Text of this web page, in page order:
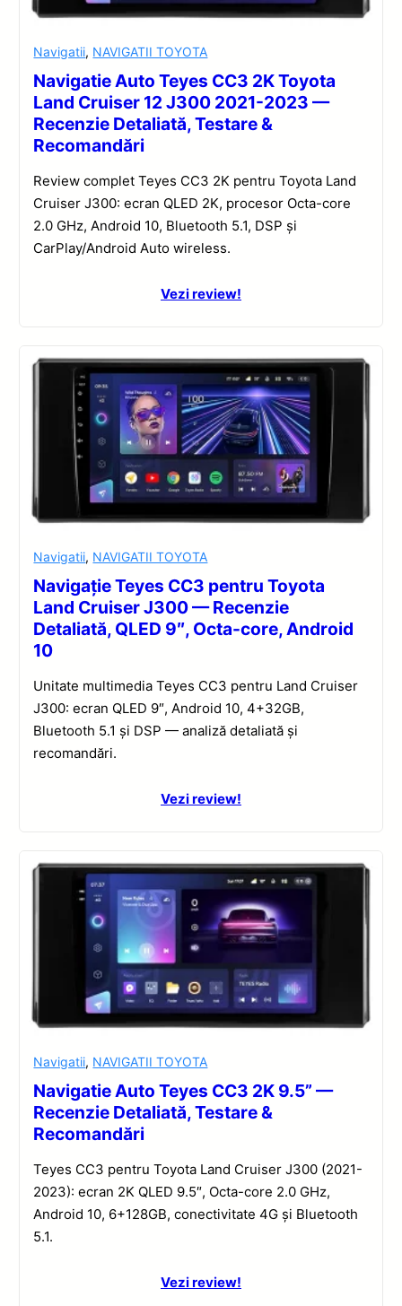
Navigatii, NAVIGATII TOYOTA
Navigatie Auto Teyes CC3 2K Toyota
Land Cruiser 12 J300 2021-2023 —
Recenzie Detaliată, Testare &
Recomandări
Review complet Teyes CC3 2K pentru Toyota Land
Cruiser J300: ecran QLED 2K, procesor Octa-core
2.0 GHz, Android 10, Bluetooth 5.1, DSP și
CarPlay/Android Auto wireless.
Vezi review!
Navigatii, NAVIGATII TOYOTA
Navigație Teyes CC3 pentru Toyota
Land Cruiser J300 — Recenzie
Detaliată, QLED 9″, Octa-core, Android
10
Unitate multimedia Teyes CC3 pentru Land Cruiser
J300: ecran QLED 9″, Android 10, 4+32GB,
Bluetooth 5.1 și DSP — analiză detaliată și
recomandări.
Vezi review!
Navigatii, NAVIGATII TOYOTA
Navigatie Auto Teyes CC3 2K 9.5” —
Recenzie Detaliată, Testare &
Recomandări
Teyes CC3 pentru Toyota Land Cruiser J300 (2021-
2023): ecran 2K QLED 9.5″, Octa-core 2.0 GHz,
Android 10, 6+128GB, conectivitate 4G și Bluetooth
5.1.
Vezi review!